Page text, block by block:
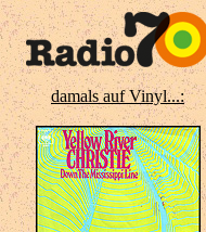
damals auf Vinyl...: